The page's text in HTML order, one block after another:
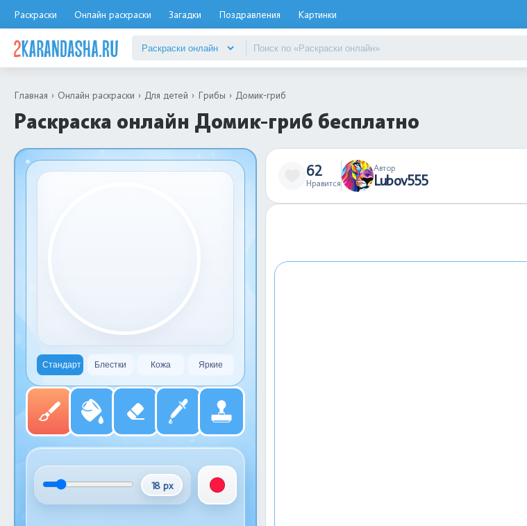
Раскраски Онлайн раскраски Загадки Поздравления Картинки
Главная Онлайн раскраски Для детей Грибы Домик-гриб
Раскраска онлайн Домик-гриб бесплатно
Стандарт Блестки Кожа Яркие
18 px
62
Нравится
Автор
Lubov555